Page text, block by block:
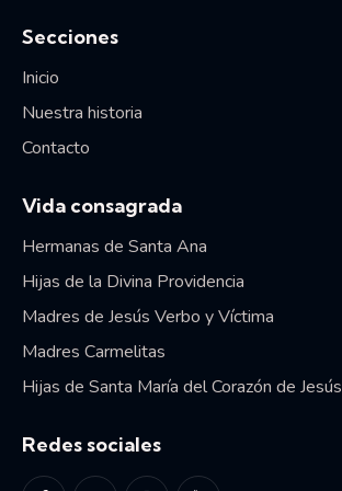
Secciones
Inicio
Nuestra historia
Contacto
Vida consagrada
Hermanas de Santa Ana
Hijas de la Divina Providencia
Madres de Jesús Verbo y Víctima
Madres Carmelitas
Hijas de Santa María del Corazón de Jesús
Redes sociales